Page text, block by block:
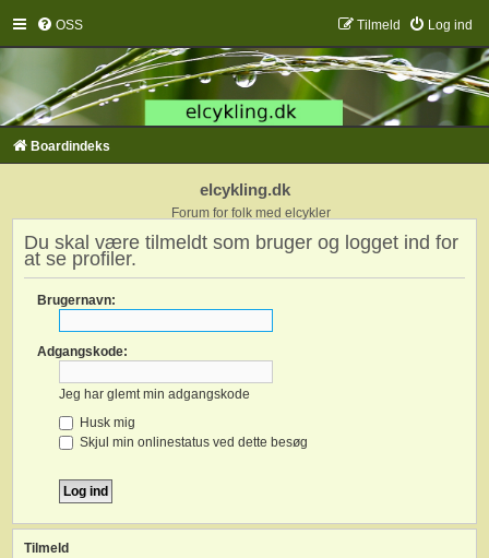
OSS Log ind
Tilmeld
Boardindeks
elcykling.dk
Forum for folk med elcykler
Du skal være tilmeldt som bruger og logget ind for
at se profiler.
Brugernavn:
Adgangskode:
Jeg har glemt min adgangskode
Husk mig
Skjul min onlinestatus ved dette besøg
Tilmeld